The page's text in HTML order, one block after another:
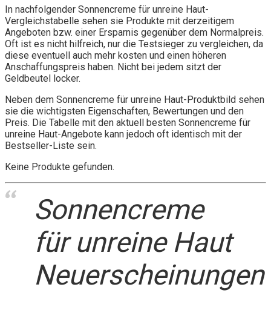
In nachfolgender Sonnencreme für unreine Haut-
Vergleichstabelle sehen sie Produkte mit derzeitigem
Angeboten bzw. einer Ersparnis gegenüber dem Normalpreis.
Oft ist es nicht hilfreich, nur die Testsieger zu vergleichen, da
diese eventuell auch mehr kosten und einen höheren
Anschaffungspreis haben. Nicht bei jedem sitzt der
Geldbeutel locker.
Neben dem Sonnencreme für unreine Haut-Produktbild sehen
sie die wichtigsten Eigenschaften, Bewertungen und den
Preis. Die Tabelle mit den aktuell besten Sonnencreme für
unreine Haut-Angebote kann jedoch oft identisch mit der
Bestseller-Liste sein.
Keine Produkte gefunden.
Sonnencreme
für unreine Haut
Neuerscheinungen